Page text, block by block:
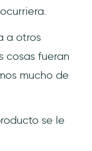
a otros
cosas fueran
mucho de
se le